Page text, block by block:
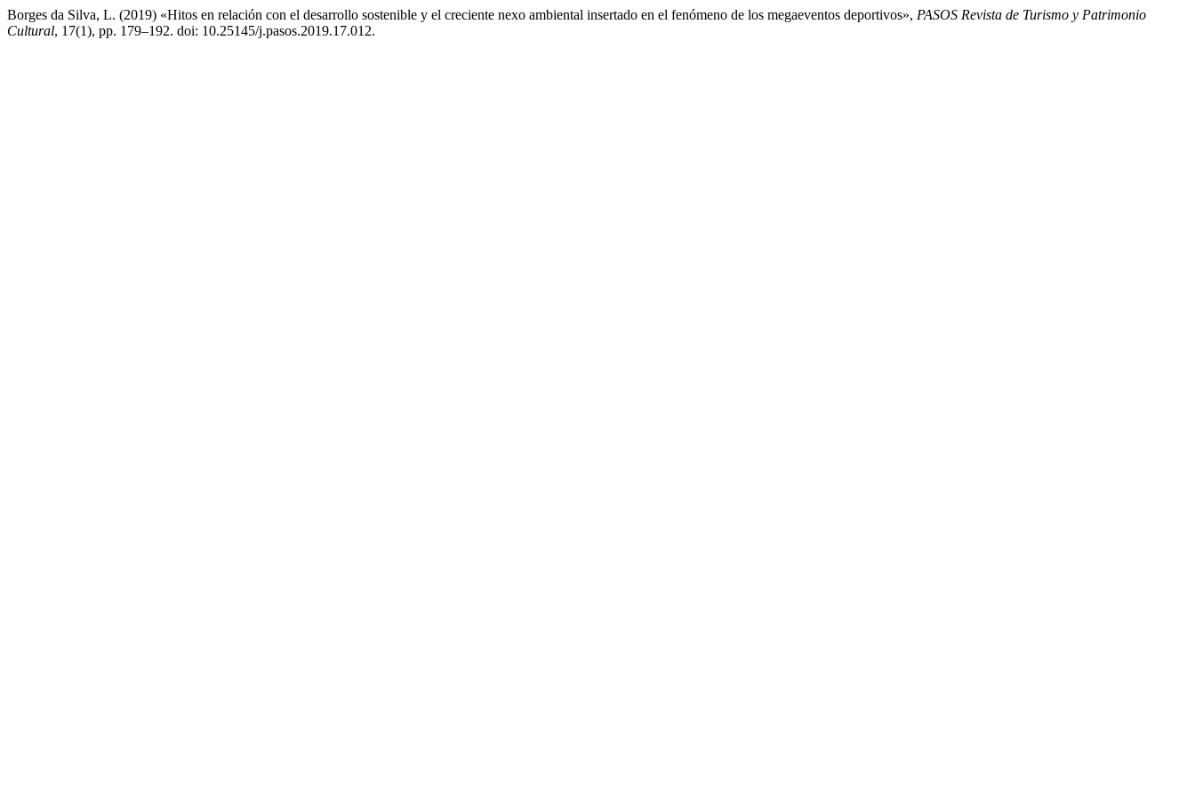
Borges da Silva, L. (2019) «Hitos en relación con el desarrollo sostenible y el creciente nexo ambiental insertado en el fenómeno de los megaeventos deportivos», PASOS Revista de Turismo y Patrimonio
Cultural, 17(1), pp. 179–192. doi: 10.25145/j.pasos.2019.17.012.